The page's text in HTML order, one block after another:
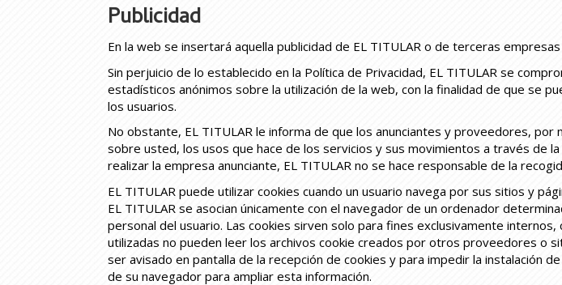
Publicidad
En la web se insertará aquella publicidad de EL TITULAR o de terceras
Sin perjuicio de lo establecido en la Política de Privacidad, EL TITULAR se
estadísticos anónimos sobre la utilización de la web, con la finalidad de que se
los usuarios.
No obstante, EL TITULAR le informa de que los anunciantes y proveedores,
sobre usted, los usos que hace de los servicios y sus movimientos a través de
realizar la empresa anunciante, EL TITULAR no se hace responsable de la
EL TITULAR puede utilizar cookies cuando un usuario navega por sus sitios y
EL TITULAR se asocian únicamente con el navegador de un ordenador
personal del usuario. Las cookies sirven solo para fines exclusivamente
utilizadas no pueden leer los archivos cookie creados por otros proveedores o
ser avisado en pantalla de la recepción de cookies y para impedir la instalación
de su navegador para ampliar esta información.